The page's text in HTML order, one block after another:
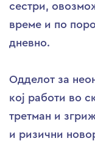
сестри,
време и по
дневно.
Одделот за
кој работи во
третман и
и ризични